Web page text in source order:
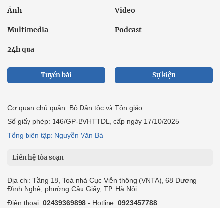
Ảnh Video
Multimedia Podcast
24h qua
Tuyến bài Sự kiện
Cơ quan chủ quản: Bộ Dân tộc và Tôn giáo
Số giấy phép: 146/GP-BVHTTDL, cấp ngày 17/10/2025
Tổng biên tập: Nguyễn Văn Bá
Liên hệ tòa soạn
Địa chỉ: Tầng 18, Toà nhà Cục Viễn thông (VNTA), 68 Dương
Đình Nghệ, phường Cầu Giấy, TP. Hà Nội.
Điện thoại: 02439369898 - Hotline: 0923457788